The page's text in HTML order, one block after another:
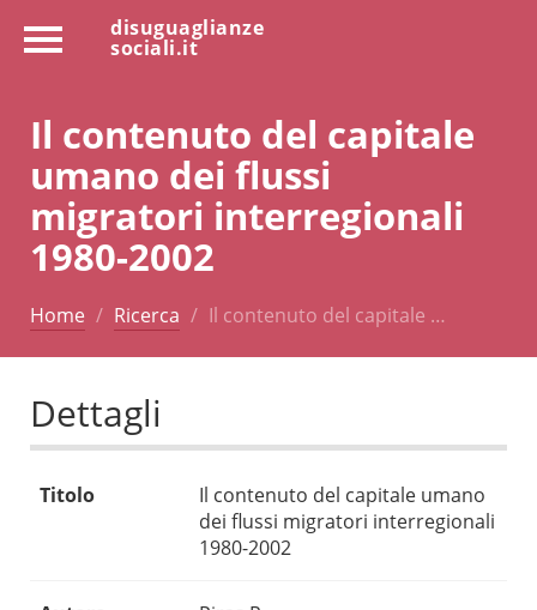
disuguaglianze
sociali.it
Il contenuto del capitale
umano dei flussi
migratori interregionali
1980-2002
Home Ricerca Il contenuto del capitale …
Dettagli
Titolo
Il contenuto del capitale umano
dei flussi migratori interregionali
1980-2002